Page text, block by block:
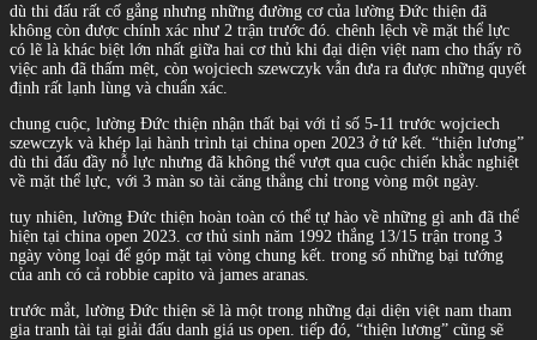
dù thi đấu rất cố gắng nhưng những đường cơ của lường Đức thiện đã
không còn được chính xác như 2 trận trước đó. chênh lệch về mặt thể lực
có lẽ là khác biệt lớn nhất giữa hai cơ thủ khi đại diện việt nam cho thấy rõ
việc anh đã thấm mệt, còn wojciech szewczyk vẫn đưa ra được những quyết
định rất lạnh lùng và chuẩn xác.
chung cuộc, lường Đức thiện nhận thất bại với tỉ số 5-11 trước wojciech
szewczyk và khép lại hành trình tại china open 2023 ở tứ kết. “thiện lương”
dù thi đấu đầy nỗ lực nhưng đã không thể vượt qua cuộc chiến khắc nghiệt
về mặt thể lực, với 3 màn so tài căng thẳng chỉ trong vòng một ngày.
tuy nhiên, lường Đức thiện hoàn toàn có thể tự hào về những gì anh đã thể
hiện tại china open 2023. cơ thủ sinh năm 1992 thắng 13/15 trận trong 3
ngày vòng loại để góp mặt tại vòng chung kết. trong số những bại tướng
của anh có cả robbie capito và james aranas.
trước mắt, lường Đức thiện sẽ là một trong những đại diện việt nam tham
gia tranh tài tại giải đấu danh giá us open. tiếp đó, “thiện lương” cũng sẽ